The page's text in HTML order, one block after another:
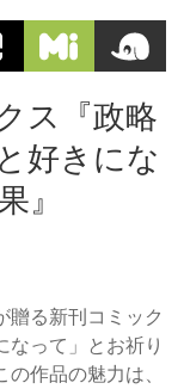
ス『政略
好きにな
』
贈る新刊コミック
なって」とお祈り
作品の魅力は、